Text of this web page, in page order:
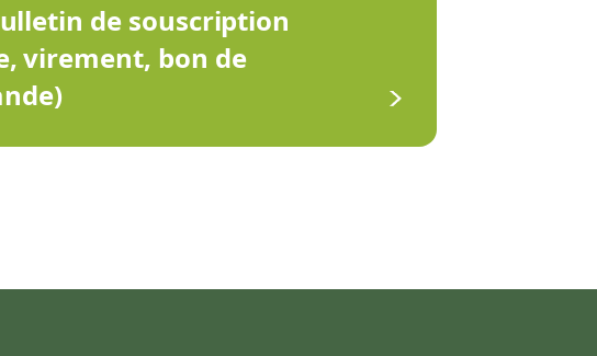
de souscription
virement, bon de